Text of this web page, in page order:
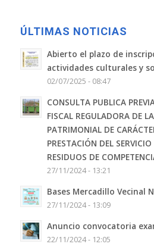
ÚLTIMAS NOTICIAS
Abierto el plazo de
actividades culturales y
02/07/2025 - 08:47
CONSULTA PUBLICA
FISCAL REGULADORA DE
PATRIMONIAL DE
PRESTACIÓN DEL
RESIDUOS DE
27/11/2024 - 13:21
Bases Mercadillo Vecinal
27/11/2024 - 13:09
Anuncio convocatoria
22/11/2024 - 12:05